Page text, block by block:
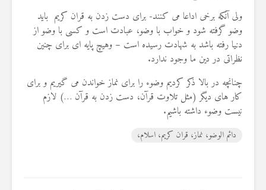
ولی آنکه برخی اداعا می کنند- برای دست زدن به قران کریم باید
وضو گرفته شود و خواب با وضو، عبادت است و کسی با وضو از
دنیا رفته باشد به شهادت رسیده است – وهیچ پایه ای برای چنین
نظراتی در دین ما وجود ندارد.
چنانچه در بالا ذکر کردیم وضوء را برای نماز خواندن می گیریم و برای
کار های دیگر (مثل تلاوت قرآن، دست زدن به قرآن …) لازم
نیست وضوء داشته باشیم.
دائم الوضو، نماز، قران کریم، اسلام،
36 نمایش ها